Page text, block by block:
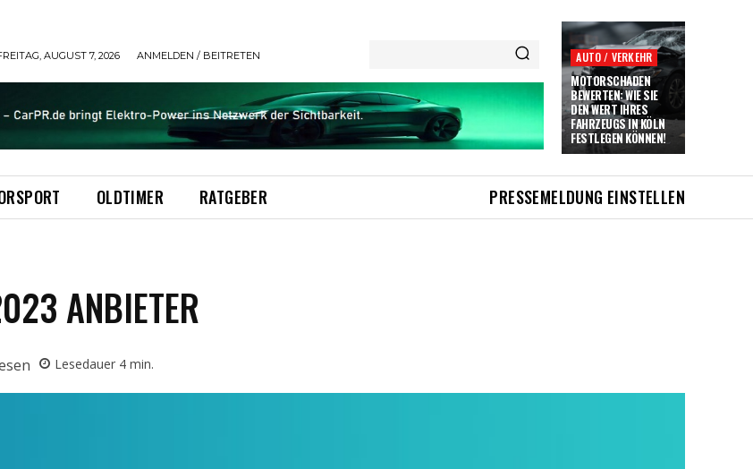
AUGUST 7, 2026 ANMELDEN / BEITRETEN AUTO / VERKEHR
MOTORSCHADEN
BEWERTEN: WIE SIE
DEN WERT IHRES
FAHRZEUGS IN KÖLN
FESTLEGEN KÖNNEN!
OLDTIMER RATGEBER PRESSEMELDUNG EINSTELLEN
ANBIETER
Lesedauer 4 min.